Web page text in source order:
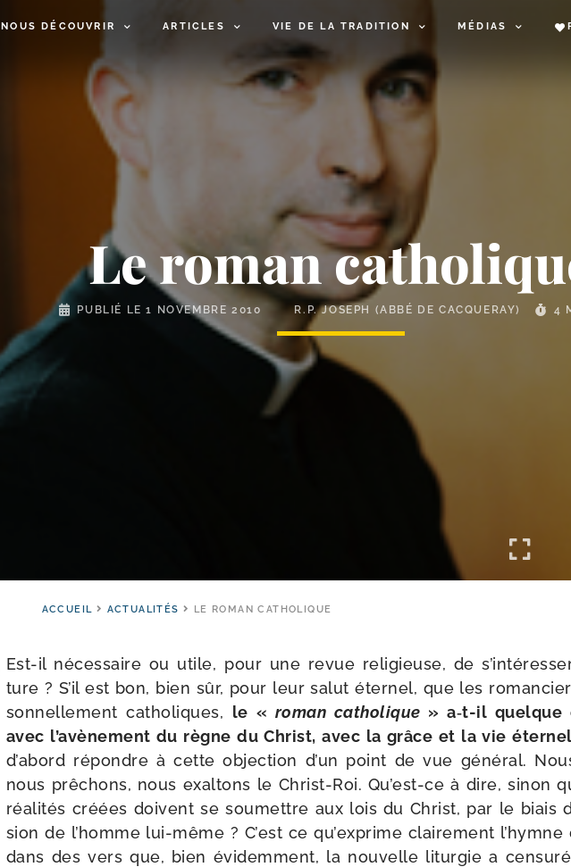
NOUS DÉCOUVRIR ARTICLES VIE DE LA TRADITION MÉDIAS
Le roman
PUBLIÉ LE1 NOVEMBRE 2010 R.P. JOSEPH (ABBÉ DE CACQUERAY) 4
ACCUEIL ACTUALITÉS LE ROMAN CATHOLIQUE
Est-​il néces­saire ou utile, pour une revue reli­gieuse, de
ture ? S’il est bon, bien sûr, pour leur salut éter­nel, que les
son­nel­le­ment catho­liques, le « roman catho­lique » a‑t-​il quelque
avec l’avènement du règne du Christ, avec la grâce et la vie
d’abord répondre à cette objec­tion d’un point de vue géné­ral.
nous prê­chons, nous exal­tons le Christ-​Roi. Qu’est-ce à dire, sinon
réa­li­tés créées doivent se sou­mettre aux lois du Christ, par le biais
sion de l’homme lui-​même ? C’est ce qu’exprime clai­re­ment l’hymne
dans des vers que, bien évi­dem­ment, la nou­velle litur­gie a